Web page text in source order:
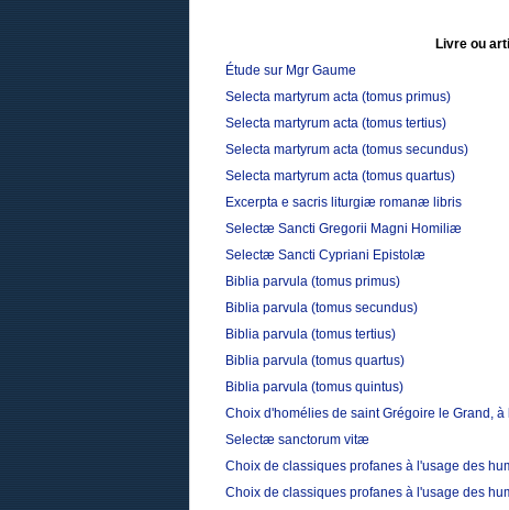
Livre ou
Étude sur Mgr Gaume
Selecta martyrum acta (tomus primus)
Selecta martyrum acta (tomus tertius)
Selecta martyrum acta (tomus secundus)
Selecta martyrum acta (tomus quartus)
Excerpta e sacris liturgiæ romanæ libris
Selectæ Sancti Gregorii Magni Homiliæ
Selectæ Sancti Cypriani Epistolæ
Biblia parvula (tomus primus)
Biblia parvula (tomus secundus)
Biblia parvula (tomus tertius)
Biblia parvula (tomus quartus)
Biblia parvula (tomus quintus)
Choix d'homélies de saint Grégoire le Grand,
Selectæ sanctorum vitæ
Choix de classiques profanes à l'usage des
Choix de classiques profanes à l'usage des